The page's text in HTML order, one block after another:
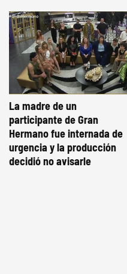
La madre de un
participante de Gran
Hermano fue internada de
urgencia y la producción
decidió no avisarle